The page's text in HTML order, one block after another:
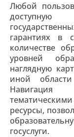
Любой
гарантиях в
количестве
уровней
наглядную
иной
Навигация
ресурсы,
госуслуги.